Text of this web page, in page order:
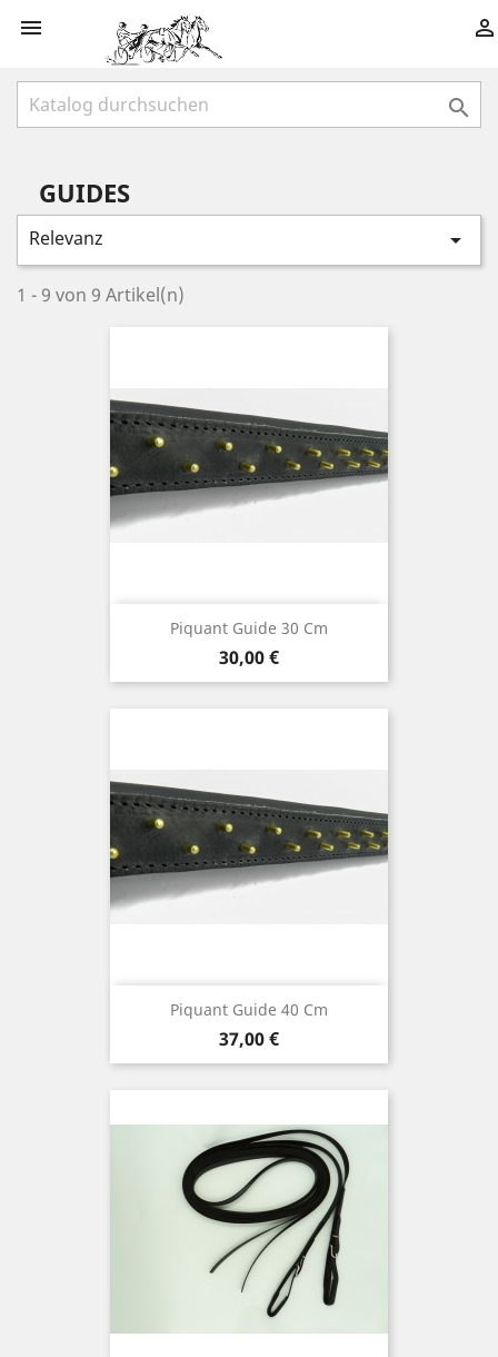
 

GUIDES
Relevanz 
1 - 9 von 9 Artikel(n)
Piquant Guide 30 Cm
Preis
30,00 €
Piquant Guide 40 Cm
Preis
37,00 €